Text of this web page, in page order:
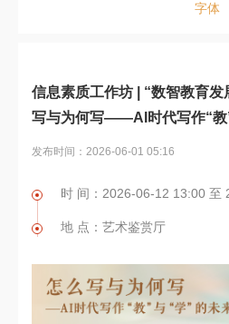
字体
信息素质工作坊 | “数智教育
写与为何写——AI时代写作“教
发布时间：2026-06-01 05:16
时 间：2026-06-12 13:00 至
地 点：艺术鉴赏厅